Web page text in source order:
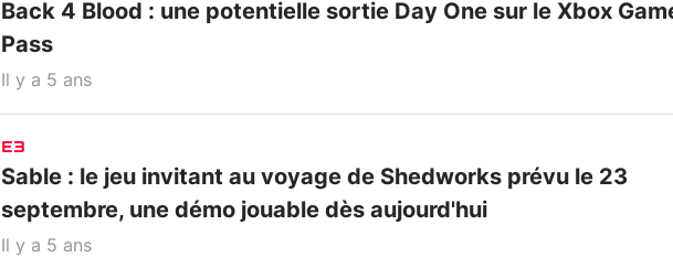
Back 4 Blood : une potentielle sortie Day One sur le Xbox
Pass
Il y a 5 ans
E3
Sable : le jeu invitant au voyage de Shedworks prévu le 23
septembre, une démo jouable dès aujourd'hui
Il y a 5 ans